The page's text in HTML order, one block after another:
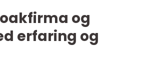
og
erfaring og